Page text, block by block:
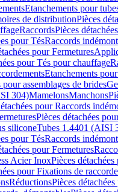
Etanchements pour
de distributionPièces
RaccordsPièces
pour TésRaccords
pour Fermetures
pour Tés pour chauffage
Etanchements
assemblages de brides
304)MamelonsManchons
pour Raccords
Pièces détachées
siliconeTubes 1.4401 (AISI
pour TésRaccords
pour Fermetures
Acier InoxPièces
pour Fixations de
RéductionsPièces